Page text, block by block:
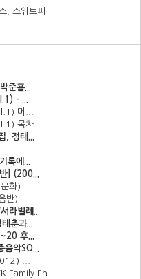
, 스위트피...
준흠...
- ...
머...
목차
정태...
록에...
] (200...
화)
반)
라벌레...
춘과...
후...
악SO...
...
Family En...